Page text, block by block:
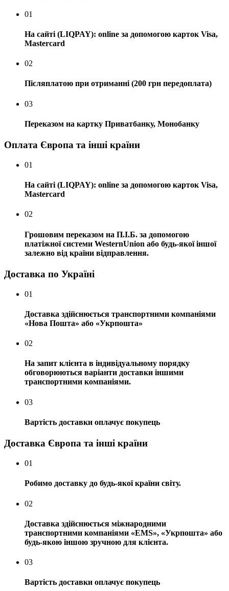
01
На сайті (LIQPAY): online за допомогою карток Visa,
Mastercard
02
Післяплатою при отриманні (200 грн передоплата)
03
Переказом на картку Приватбанку, Монобанку
Оплата Європа та інші країни
01
На сайті (LIQPAY): online за допомогою карток Visa,
Mastercard
02
Грошовим переказом на П.І.Б. за допомогою
платіжної системи WesternUnion або будь-якої іншої
залежно від країни відправлення.
Доставка по Україні
01
Доставка здійснюється транспортними компаніями
«Нова Пошта» або «Укрпошта»
02
На запит клієнта в індивідуальному порядку
обговорюються варіанти доставки іншими
транспортними компаніями.
03
Вартість доставки оплачує покупець
Доставка Європа та інші країни
01
Робимо доставку до будь-якої країни світу.
02
Доставка здійснюється міжнародними
транспортними компаніями «EMS», «Укрпошта» або
будь-якою іншою зручною для клієнта.
03
Вартість доставки оплачує покупець